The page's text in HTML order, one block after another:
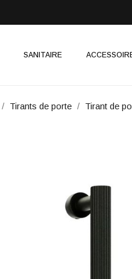
SANITAIRE
Tirants de porte Tirant de